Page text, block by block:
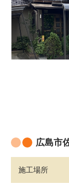
広島市
施工場所